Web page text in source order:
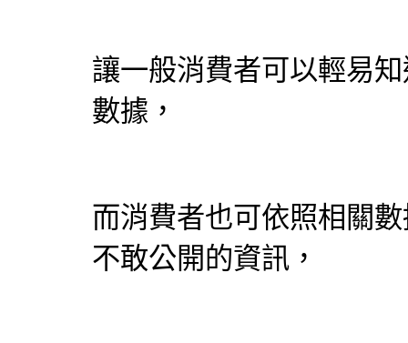
讓一般消費者可以輕易
數據，
而消費者也可依照相關
不敢公開的資訊，